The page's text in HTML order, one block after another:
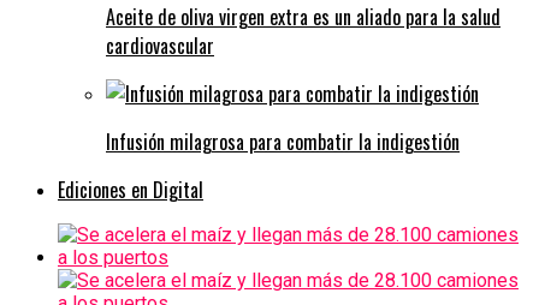
Aceite de oliva virgen extra es un aliado para la salud
cardiovascular
Infusión milagrosa para combatir la indigestión
Ediciones en Digital